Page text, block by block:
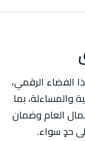
الفضاء الرقمي،
والمساءلة، بما
العام وضمان
حدٍ سواء.